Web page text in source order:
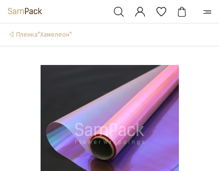
Пленка"Хамелеон"